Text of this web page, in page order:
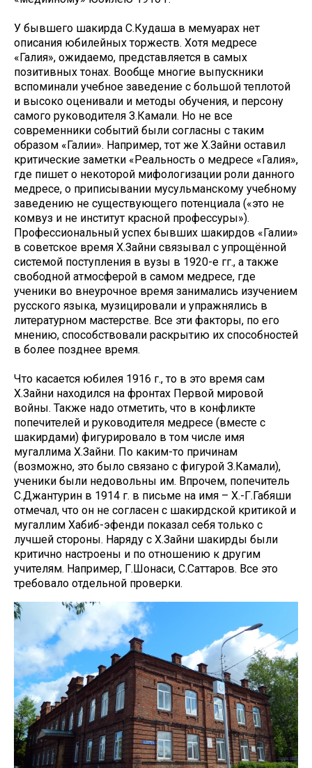
У бывшего шакирда С.Кудаша в мемуарах нет
описания юбилейных торжеств. Хотя медресе
«Галия», ожидаемо, представляется в самых
позитивных тонах. Вообще многие выпускники
вспоминали учебное заведение с большой теплотой
и высоко оценивали и методы обучения, и персону
самого руководителя З.Камали. Но не все
современники событий были согласны с таким
образом «Галии». Например, тот же Х.Зайни оставил
критические заметки «Реальность о медресе «Галия»,
где пишет о некоторой мифологизации роли данного
медресе, о приписывании мусульманскому учебному
заведению не существующего потенциала («это не
комвуз и не институт красной профессуры»).
Профессиональный успех бывших шакирдов «Галии»
в советское время Х.Зайни связывал с упрощённой
системой поступления в вузы в 1920-е гг., а также
свободной атмосферой в самом медресе, где
ученики во внеурочное время занимались изучением
русского языка, музицировали и упражнялись в
литературном мастерстве. Все эти факторы, по его
мнению, способствовали раскрытию их способностей
в более позднее время.
Что касается юбилея 1916 г., то в это время сам
Х.Зайни находился на фронтах Первой мировой
войны. Также надо отметить, что в конфликте
попечителей и руководителя медресе (вместе с
шакирдами) фигурировало в том числе имя
мугаллима Х.Зайни. По каким-то причинам
(возможно, это было связано с фигурой З.Камали),
ученики были недовольны им. Впрочем, попечитель
С.Джантурин в 1914 г. в письме на имя – Х.-Г.Габяши
отмечал, что он не согласен с шакирдской критикой и
мугаллим Хабиб-эфенди показал себя только с
лучшей стороны. Наряду с Х.Зайни шакирды были
критично настроены и по отношению к другим
учителям. Например, Г.Шонаси, С.Саттаров. Все это
требовало отдельной проверки.